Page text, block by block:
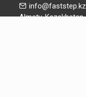
info@faststep.kz
Almaty, Kazakhstan